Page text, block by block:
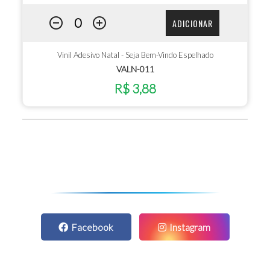
ADICIONAR
Vinil Adesivo Natal - Seja Bem-Vindo Espelhado
VALN-011
R$ 3,88
Facebook Instagram